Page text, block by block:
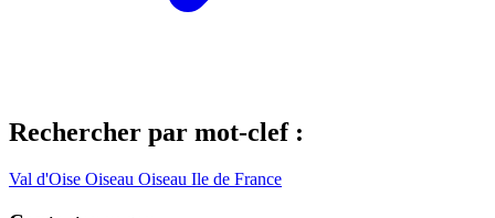
Rechercher par mot-clef :
Val d'Oise Oiseau Oiseau Ile de France